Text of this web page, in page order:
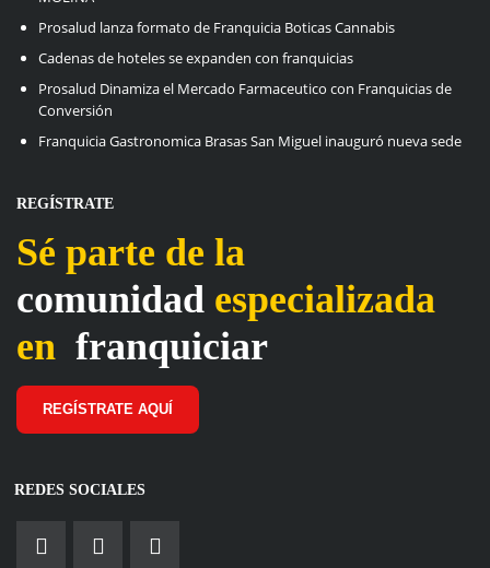
Prosalud lanza formato de Franquicia Boticas Cannabis
Cadenas de hoteles se expanden con franquicias
Prosalud Dinamiza el Mercado Farmaceutico con Franquicias de
Conversión
Franquicia Gastronomica Brasas San Miguel inauguró nueva sede
REGÍSTRATE
Sé parte de la
comunidad especializada
en franquiciar
REGÍSTRATE AQUÍ
REDES SOCIALES